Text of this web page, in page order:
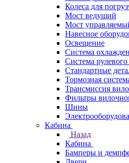
Колеса для
Мост ведущий
Мост
Навесное
Освещение
Система
Система
Стандартные
Тормозная
Трансмиссия
Фильтры
Шины
Кабина
Назад
Кабина
Бамперы и